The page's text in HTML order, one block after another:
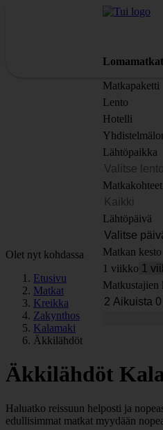
Lomamatkat
Matkapaketti
Lento
Hotelli
Lähtöpaikka
Matkakohteet
Lähtöpäivä
Matkan kesto
1 viikko
Matkustajien
Olet nyt kohdassa
Etusivu
Matkat
Kreikka
Zakynthos
Kalamaki
Äkkilähdöt
Äkkilähdöt
Haluatko reissuun helposti ja
edullisimmat matkat myydään